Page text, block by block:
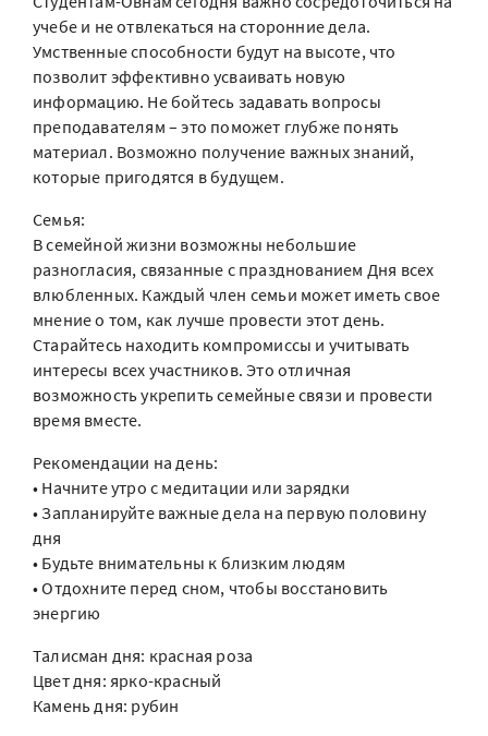
учебе и не отвлекаться на сторонние дела.
Умственные способности будут на высоте, что
позволит эффективно усваивать новую
информацию. Не бойтесь задавать вопросы
преподавателям – это поможет глубже понять
материал. Возможно получение важных знаний,
которые пригодятся в будущем.
Семья:
В семейной жизни возможны небольшие
разногласия, связанные с празднованием Дня всех
влюбленных. Каждый член семьи может иметь свое
мнение о том, как лучше провести этот день.
Старайтесь находить компромиссы и учитывать
интересы всех участников. Это отличная
возможность укрепить семейные связи и провести
время вместе.
Рекомендации на день:
• Начните утро с медитации или зарядки
• Запланируйте важные дела на первую половину
дня
• Будьте внимательны к близким людям
• Отдохните перед сном, чтобы восстановить
энергию
Талисман дня: красная роза
Цвет дня: ярко-красный
Камень дня: рубин